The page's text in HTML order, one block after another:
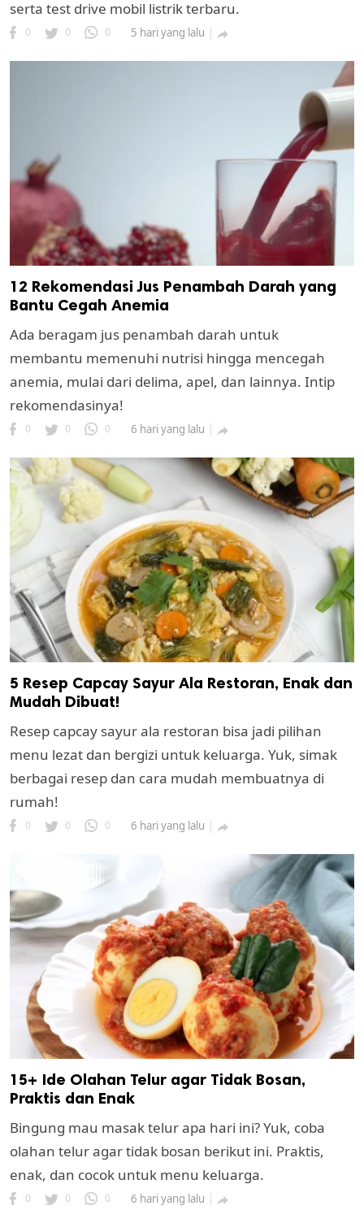
serta test drive mobil listrik terbaru.
0 0 0 5 hari yang lalu 
12 Rekomendasi Jus Penambah Darah yang
Bantu Cegah Anemia
Ada beragam jus penambah darah untuk
membantu memenuhi nutrisi hingga mencegah
anemia, mulai dari delima, apel, dan lainnya. Intip
rekomendasinya!
0 0 0 6 hari yang lalu 
5 Resep Capcay Sayur Ala Restoran, Enak dan
Mudah Dibuat!
Resep capcay sayur ala restoran bisa jadi pilihan
menu lezat dan bergizi untuk keluarga. Yuk, simak
berbagai resep dan cara mudah membuatnya di
rumah!
0 0 0 6 hari yang lalu 
15+ Ide Olahan Telur agar Tidak Bosan,
Praktis dan Enak
Bingung mau masak telur apa hari ini? Yuk, coba
olahan telur agar tidak bosan berikut ini. Praktis,
enak, dan cocok untuk menu keluarga.
0 0 0 6 hari yang lalu 